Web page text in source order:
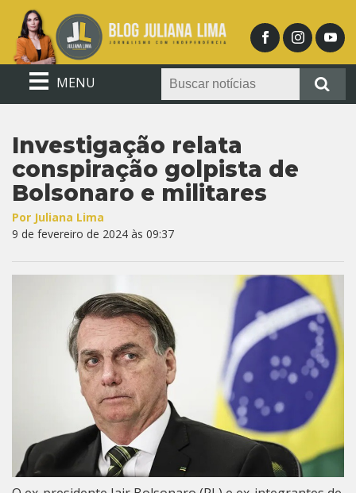
MENU
Investigação relata
conspiração golpista de
Bolsonaro e militares
Por Juliana Lima
9 de fevereiro de 2024 às 09:37